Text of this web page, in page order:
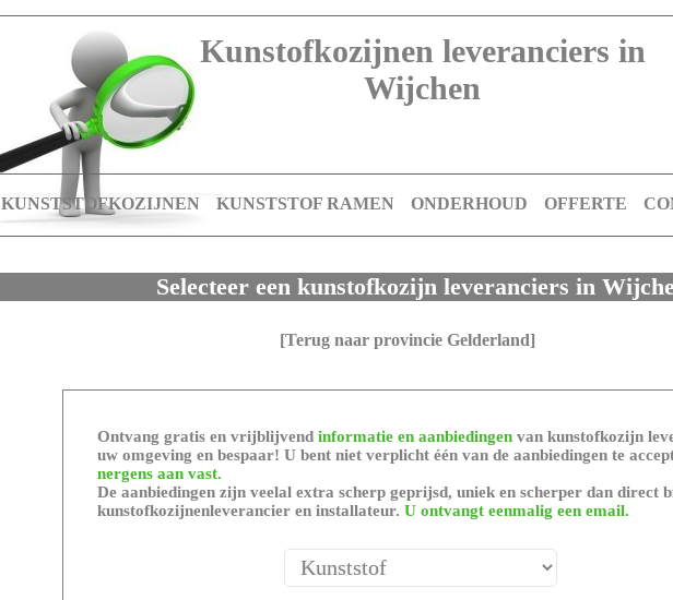
KUNSTSTOFKOZIJNEN KUNSTSTOF RAMEN ONDERHOUD OFFERTE
Kunstofkozijnen leveranciers in
Wijchen
Selecteer een kunstofkozijn leveranciers in
[Terug naar provincie Gelderland]
Ontvang gratis en vrijblijvend informatie en aanbiedingenvan kunstofkozijn
uw omgeving en bespaar! U bent niet verplicht één van de aanbiedingen te
nergens aan vast.
De aanbiedingen zijn veelal extra scherp geprijsd, uniek en scherper dan direct
kunstofkozijnenleverancier en installateur. U ontvangt eenmalig een email.